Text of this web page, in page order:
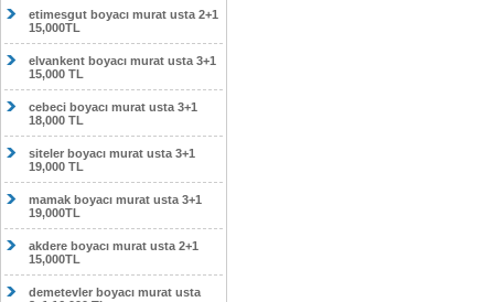
etimesgut boyacı murat usta 2+1
15,000TL
elvankent boyacı murat usta 3+1
15,000 TL
cebeci boyacı murat usta 3+1
18,000 TL
siteler boyacı murat usta 3+1
19,000 TL
mamak boyacı murat usta 3+1
19,000TL
akdere boyacı murat usta 2+1
15,000TL
demetevler boyacı murat usta